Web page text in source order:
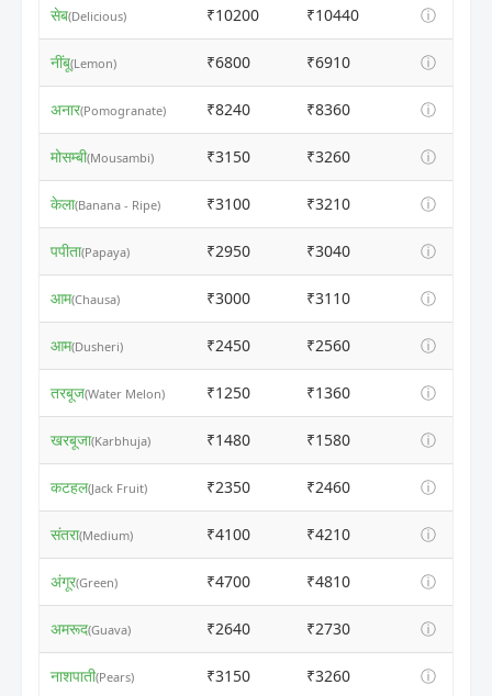
सेब(Delicious) ₹10200 ₹10440 ⓘ
नींबू(Lemon) ₹6800 ₹6910 ⓘ
अनार(Pomogranate) ₹8240 ₹8360 ⓘ
मोसम्बी(Mousambi) ₹3150 ₹3260 ⓘ
केला(Banana - Ripe) ₹3100 ₹3210 ⓘ
पपीता(Papaya) ₹2950 ₹3040 ⓘ
आम(Chausa) ₹3000 ₹3110 ⓘ
आम(Dusheri) ₹2450 ₹2560 ⓘ
तरबूज(Water Melon) ₹1250 ₹1360 ⓘ
खरबूजा(Karbhuja) ₹1480 ₹1580 ⓘ
कटहल(Jack Fruit) ₹2350 ₹2460 ⓘ
संतरा(Medium) ₹4100 ₹4210 ⓘ
अंगूर(Green) ₹4700 ₹4810 ⓘ
अमरूद(Guava) ₹2640 ₹2730 ⓘ
नाशपाती(Pears) ₹3150 ₹3260 ⓘ